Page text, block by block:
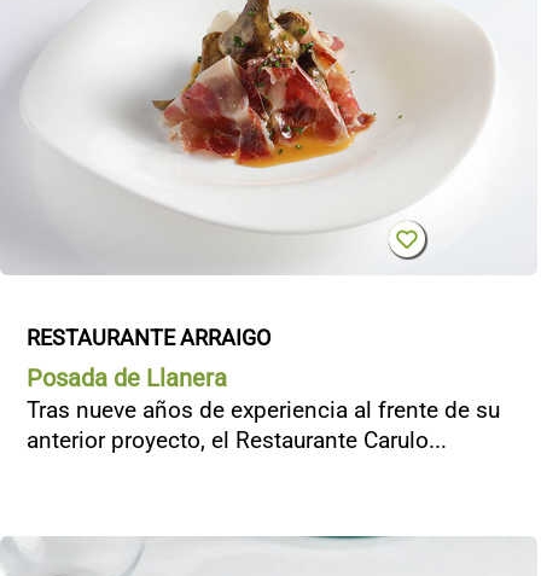
RESTAURANTE ARRAIGO
Posada de Llanera
Tras nueve años de experiencia al frente de su
anterior proyecto, el Restaurante Carulo...